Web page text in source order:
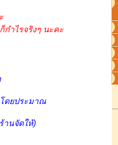
กำไรจริงๆ นะคะ
ดยประมาณ
านจัดให้)